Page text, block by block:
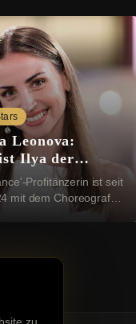
Leonova:
Ilya der
Profitänzerin ist seit
mit dem Choreografen